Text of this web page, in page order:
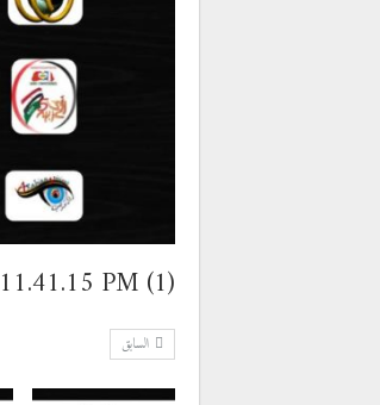
PM (1)
السابق